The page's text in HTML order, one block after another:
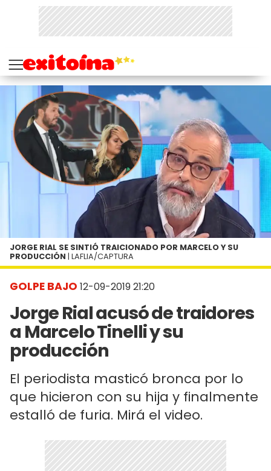
GOLPE BAJO 12-09-2019 21:20
Jorge Rial acusó de traidores
a Marcelo Tinelli y su
producción
El periodista masticó bronca por lo
que hicieron con su hija y finalmente
estalló de furia. Mirá el video.
JORGE RIAL SE SINTIÓ TRAICIONADO POR MARCELO Y SU
PRODUCCIÓN | LAFLIA/CAPTURA